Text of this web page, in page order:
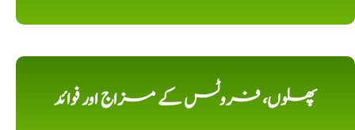
پھلوں، فروٹس کے مزاج اور فوائد